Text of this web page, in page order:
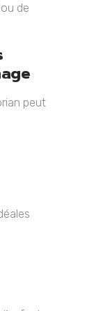
de
peut